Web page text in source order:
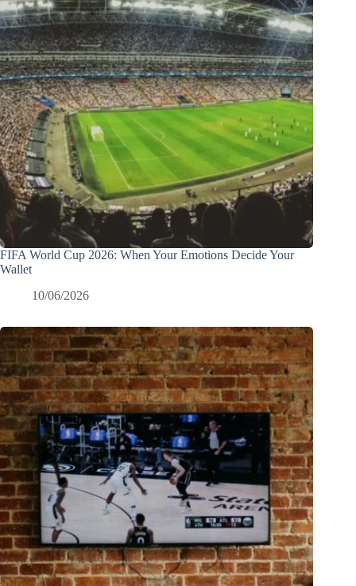
FIFA World Cup 2026: When Your Emotions Decide Your
Wallet
10/06/2026